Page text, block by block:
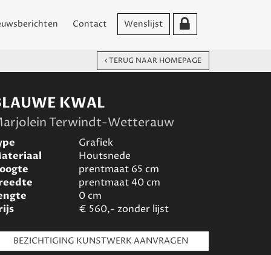
Contact Wenslijst
TERUG NAAR HOMEPAGE
KWAL
Terwindt-Wetterauw
Grafiek
Houtsnede
prentmaat 65 cm
prentmaat 40cm
0cm
€ 560,- zonder lijst
BEZICHTIGING KUNSTWERK AANVRAGEN